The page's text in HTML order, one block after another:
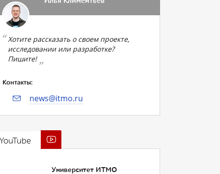
Хотите рассказать о своем проекте,
исследовании или разработке?
Пишите!
Контакты:
news@itmo.ru
Университет ИТМО